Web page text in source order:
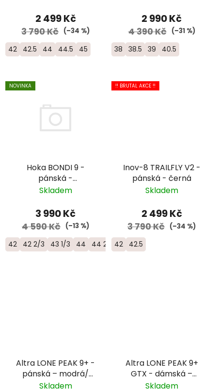
2 499 Kč
3 790 Kč (–34 %)
42 42.5 44 44.5 45
2 990 Kč
4 390 Kč (–31 %)
38 38.5 39 40.5
NOVINKA
Hoka BONDI 9 -
pánská -
bílá/oranžová/žlutá
Skladem
3 990 Kč
4 590 Kč (–13 %)
42 42 2/3 43 1/3 44 44 2/3 45 1/3
!! BRUTAL AKCE !!
Inov-8 TRAILFLY V2 -
pánská - černá
Skladem
2 499 Kč
3 790 Kč (–34 %)
42 42.5
Altra LONE PEAK 9+ -
pánská – modrá/
černá
Skladem
Altra LONE PEAK 9+
GTX - dámská –
černá
Skladem